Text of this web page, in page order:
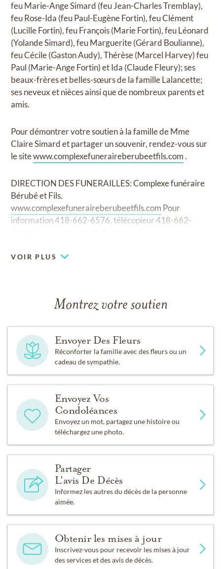
feu Marie-Ange Simard (feu Jean-Charles Tremblay),
feu Rose-Ida (feu Paul-Eugène Fortin), feu Clément
(Lucille Fortin), feu François (Marie Fortin), feu Léonard
(Yolande Simard), feu Marguerite (Gérard Boulianne),
feu Cécile (Gaston Audy), Thérèse (Marcel Harvey) feu
Paul (Marie-Ange Fortin) et Ida (Claude Fleury); ses
beaux-frères et belles-sœurs de la famille Lalancette;
ses neveux et nièces ainsi que de nombreux parents et
amis.
Pour démontrer votre soutien à la famille de Mme
Claire Simard et partager un souvenir, rendez-vous sur
le sitewww.complexefuneraireberubeetfils.com.
DIRECTION DES FUNERAILLES: Complexe funéraire
Bérubé et Fils.
www.complexefuneraireberubeetfils.com Pour
information 418-662-6576, télécopieur 418-662-
VOIR PLUS
Montrez votre soutien
Envoyer Des Fleurs
Réconforter la famille avec des fleurs ou un
cadeau de sympathie.
Envoyez Vos
Condoléances
Envoyez un mot, partagez une histoire ou
téléchargez une photo.
Partager
L'avis De Décès
Informez les autres du décès de la personne
aimée.
Obtenir les mises à jour
Inscrivez-vous pour recevoir les mises à jour
des services et des avis de décès.